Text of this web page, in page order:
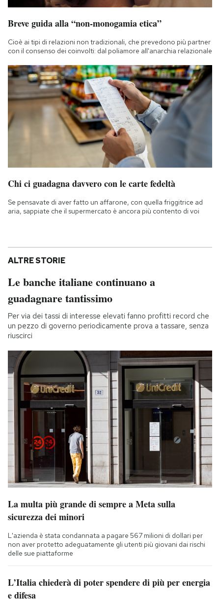
Breve guida alla “non-monogamia etica”
Cioè ai tipi di relazioni non tradizionali, che prevedono più partner
con il consenso dei coinvolti: dal poliamore all'anarchia relazionale
Chi ci guadagna davvero con le carte fedeltà
Se pensavate di aver fatto un affarone, con quella friggitrice ad
aria, sappiate che il supermercato è ancora più contento di voi
ALTRE STORIE
Le banche italiane continuano a
guadagnare tantissimo
Per via dei tassi di interesse elevati fanno profitti record che
un pezzo di governo periodicamente prova a tassare, senza
riuscirci
La multa più grande di sempre a Meta sulla
sicurezza dei minori
L'azienda è stata condannata a pagare 567 milioni di dollari per
non aver protetto adeguatamente gli utenti più giovani dai rischi
delle sue piattaforme
L’Italia chiederà di poter spendere di più per energia
e difesa